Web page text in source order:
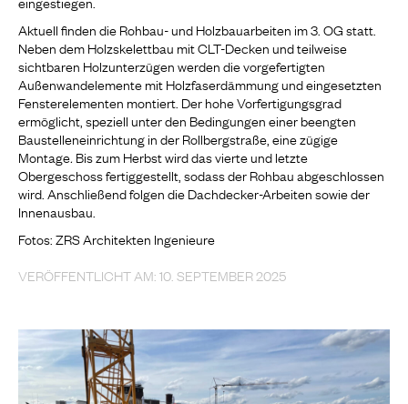
Aktuell finden die Rohbau- und Holzbauarbeiten im 3. OG statt.
Neben dem Holzskelettbau mit CLT-Decken und teilweise
sichtbaren Holzunterzügen werden die vorgefertigten
Außenwandelemente mit Holzfaserdämmung und eingesetzten
Fensterelementen montiert. Der hohe Vorfertigungsgrad
ermöglicht, speziell unter den Bedingungen einer beengten
Baustelleneinrichtung in der Rollbergstraße, eine zügige
Montage. Bis zum Herbst wird das vierte und letzte
Obergeschoss fertiggestellt, sodass der Rohbau abgeschlossen
wird. Anschließend folgen die Dachdecker-Arbeiten sowie der
Innenausbau.
Fotos: ZRS Architekten Ingenieure
VERÖFFENTLICHT AM: 10. SEPTEMBER 2025